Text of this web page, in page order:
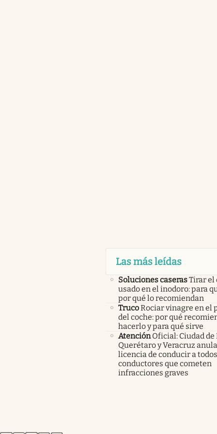
Las más leídas
Soluciones caserasTirar el
usado en el inodoro: para
por qué lo recomiendan
TrucoRociar vinagre en el
del coche: por qué
hacerlo y para qué sirve
Atención Oficial: Ciudad de
Querétaro y Veracruz
licencia de conducir a
conductores que cometen
infracciones graves